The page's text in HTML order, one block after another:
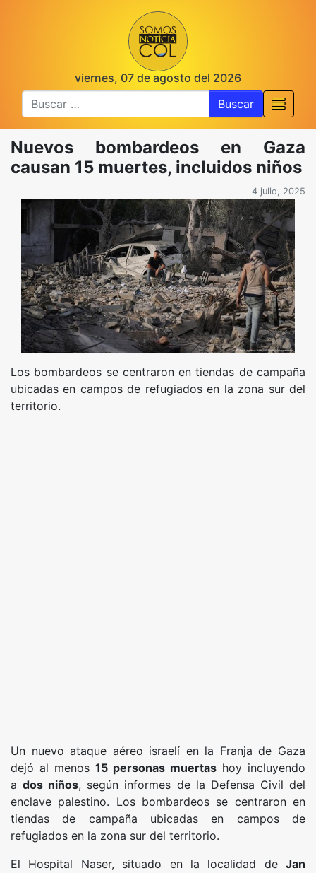
viernes, 07 de agosto del 2026
Buscar
Nuevos bombardeos en Gaza
causan 15 muertes, incluidos niños
4 julio, 2025
Los bombardeos se centraron en tiendas de campaña
ubicadas en campos de refugiados en la zona sur del
territorio.
Un nuevo ataque aéreo israelí en la Franja de Gaza
dejó al menos 15 personas muertas hoy incluyendo
ados niños, según informes de la Defensa Civil del
enclave palestino. Los bombardeos se centraron en
tiendas de campaña ubicadas en campos de
refugiados en la zona sur del territorio.
El Hospital Naser, situado en la localidad de Jan